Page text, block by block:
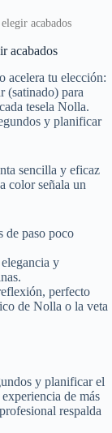
acabados
acabados
acelera tu elección:
(satinado) para
tesela Nolla.
y planificar
sencilla y eficaz
color señala un
de paso poco
y
perfecto
de Nolla o la veta
y planificar el
de más
respalda